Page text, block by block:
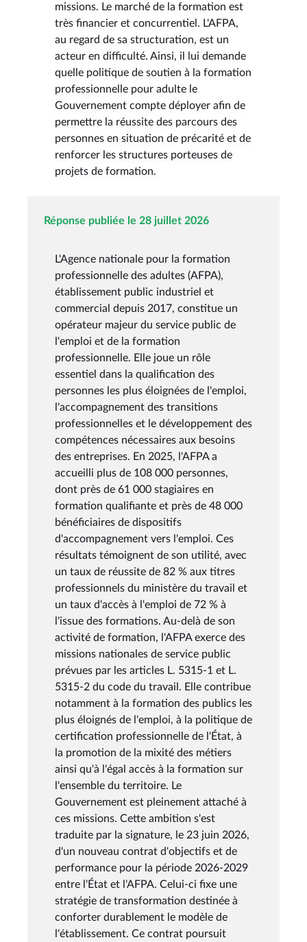
missions. Le marché de la formation est
très financier et concurrentiel. L'AFPA,
au regard de sa structuration, est un
acteur en difficulté. Ainsi, il lui demande
quelle politique de soutien à la formation
professionnelle pour adulte le
Gouvernement compte déployer afin de
permettre la réussite des parcours des
personnes en situation de précarité et de
renforcer les structures porteuses de
projets de formation.
Réponse publiée le 28 juillet 2026
L'Agence nationale pour la formation
professionnelle des adultes (AFPA),
établissement public industriel et
commercial depuis 2017, constitue un
opérateur majeur du service public de
l'emploi et de la formation
professionnelle. Elle joue un rôle
essentiel dans la qualification des
personnes les plus éloignées de l'emploi,
l'accompagnement des transitions
professionnelles et le développement des
compétences nécessaires aux besoins
des entreprises. En 2025, l'AFPA a
accueilli plus de 108 000 personnes,
dont près de 61 000 stagiaires en
formation qualifiante et près de 48 000
bénéficiaires de dispositifs
d'accompagnement vers l'emploi. Ces
résultats témoignent de son utilité, avec
un taux de réussite de 82 % aux titres
professionnels du ministère du travail et
un taux d'accès à l'emploi de 72 % à
l'issue des formations. Au-delà de son
activité de formation, l'AFPA exerce des
missions nationales de service public
prévues par les articles L. 5315-1 et L.
5315-2 du code du travail. Elle contribue
notamment à la formation des publics les
plus éloignés de l'emploi, à la politique de
certification professionnelle de l'État, à
la promotion de la mixité des métiers
ainsi qu'à l'égal accès à la formation sur
l'ensemble du territoire. Le
Gouvernement est pleinement attaché à
ces missions. Cette ambition s'est
traduite par la signature, le 23 juin 2026,
d'un nouveau contrat d'objectifs et de
performance pour la période 2026-2029
entre l'État et l'AFPA. Celui-ci fixe une
stratégie de transformation destinée à
conforter durablement le modèle de
l'établissement. Ce contrat poursuit